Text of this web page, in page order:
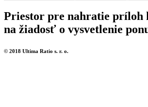
Priestor pre nahratie príloh
na žiadosť o vysvetlenie
© 2018 Ultima Ratio s. r. o.